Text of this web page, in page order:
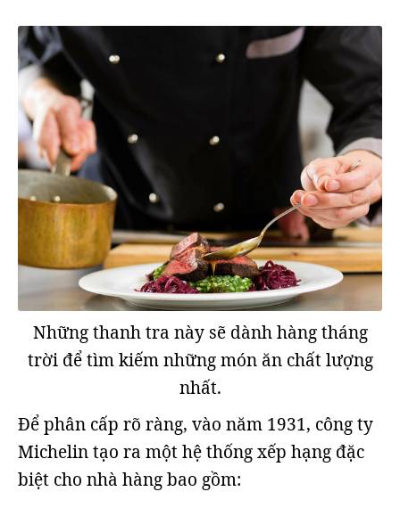
Những thanh tra này sẽ dành hàng tháng
trời để tìm kiếm những món ăn chất lượng
nhất.
Để phân cấp rõ ràng, vào năm 1931, công ty
Michelin tạo ra một hệ thống xếp hạng đặc
biệt cho nhà hàng bao gồm: